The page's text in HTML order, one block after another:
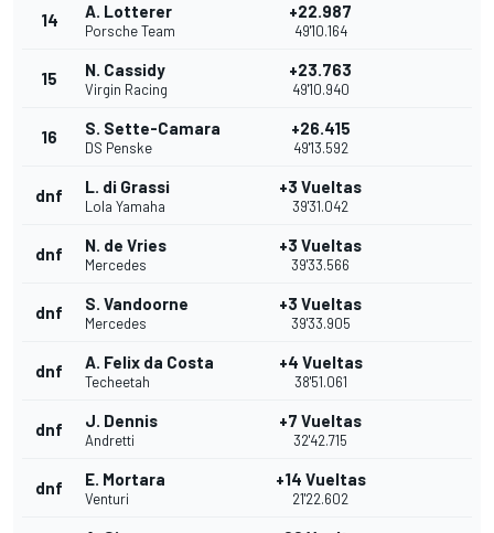
14 A. Lotterer
Porsche Team
+22.987
49'10.164
15 N. Cassidy
Virgin Racing
+23.763
49'10.940
16 S. Sette-Camara
DS Penske
+26.415
49'13.592
dnf L. di Grassi
Lola Yamaha
+3 Vueltas
39'31.042
dnf N. de Vries
Mercedes
+3 Vueltas
39'33.566
dnf S. Vandoorne
Mercedes
+3 Vueltas
39'33.905
dnf A. Felix da Costa
Techeetah
+4 Vueltas
38'51.061
dnf J. Dennis
Andretti
+7 Vueltas
32'42.715
dnf E. Mortara
Venturi
+14 Vueltas
21'22.602